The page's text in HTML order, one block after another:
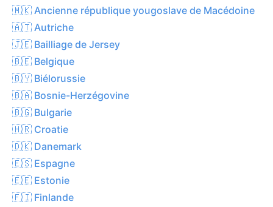
🇲🇰 Ancienne république yougoslave de Macédoine
🇦🇹 Autriche
🇯🇪 Bailliage de Jersey
🇧🇪 Belgique
🇧🇾 Biélorussie
🇧🇦 Bosnie-Herzégovine
🇧🇬 Bulgarie
🇭🇷 Croatie
🇩🇰 Danemark
🇪🇸 Espagne
🇪🇪 Estonie
🇫🇮 Finlande